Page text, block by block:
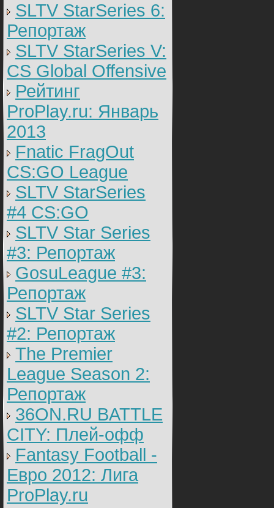
SLTV StarSeries 6:
Репортаж
SLTV StarSeries V:
CS Global Offensive
Рейтинг
ProPlay.ru: Январь
2013
Fnatic FragOut
CS:GO League
SLTV StarSeries
#4 CS:GO
SLTV Star Series
#3: Репортаж
GosuLeague #3:
Репортаж
SLTV Star Series
#2: Репортаж
The Premier
League Season 2:
Репортаж
36ON.RU BATTLE
CITY: Плей-офф
Fantasy Football -
Евро 2012: Лига
ProPlay.ru